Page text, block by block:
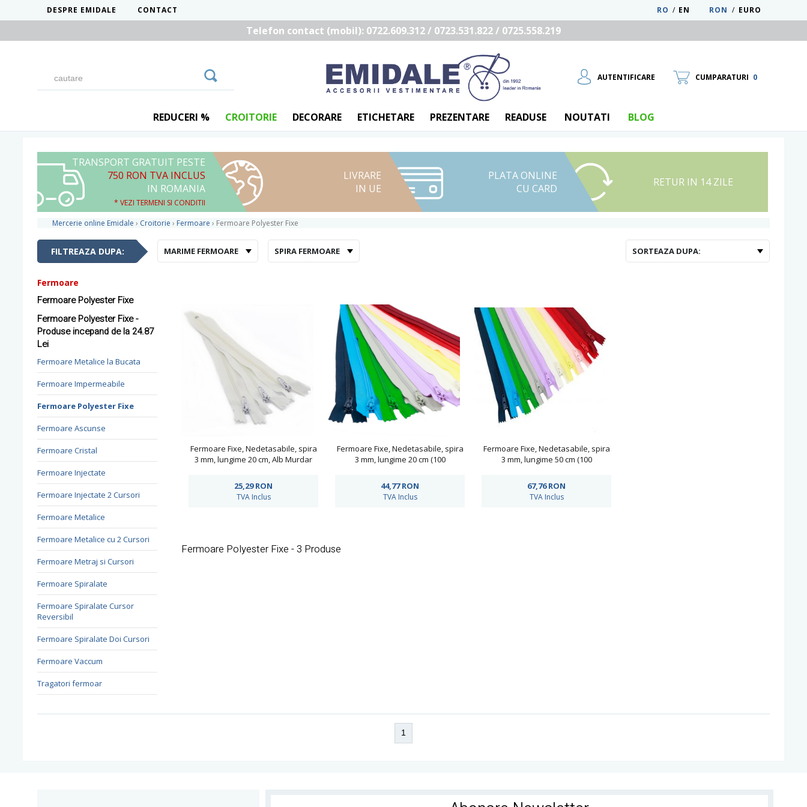
DESPRE EMIDALE CONTACT RON / EURO
EN
/
RO
Telefon contact (mobil): 0722.609.312 / 0723.531.822 / 0725.558.219
AUTENTIFICARE
UTILIZATOR NOU
RECUPEREAZA PAROLA
CUMPARATURI 0
REDUCERI % CROITORIE DECORARE ETICHETARE PREZENTARE READUSE NOUTATI BLOG
TRANSPORT GRATUIT PESTE
750 RON TVA INCLUS
IN ROMANIA
* VEZI TERMENI SI CONDITII
LIVRARE
IN UE
PLATA ONLINE
CU CARD
RETUR IN 14 ZILE
Mercerie online Emidale › Croitorie › Fermoare › Fermoare Polyester Fixe
FILTREAZA DUPA: MARIME FERMOARE SPIRA FERMOARE SORTEAZA DUPA:
Fermoare
Fermoare Polyester Fixe
Fermoare Polyester Fixe -
Produse incepand de la 24.87
Lei
Fermoare Metalice la Bucata
Fermoare Impermeabile
Fermoare Polyester Fixe
Fermoare Ascunse
Fermoare Cristal
Fermoare Injectate
Fermoare Injectate 2 Cursori
Fermoare Metalice
Fermoare Metalice cu 2 Cursori
Fermoare Metraj si Cursori
Fermoare Spiralate
Fermoare Spiralate Cursor
Reversibil
Fermoare Spiralate Doi Cursori
Fermoare Vaccum
Tragatori fermoar
Fermoare Fixe, Nedetasabile, spira
3 mm, lungime 20 cm, Alb Murdar
25,29RON
TVA Inclus
Fermoare Fixe, Nedetasabile, spira
3 mm, lungime 20 cm (100
44,77RON
TVA Inclus
Fermoare Fixe, Nedetasabile, spira
3 mm, lungime 50 cm (100
67,76RON
TVA Inclus
Fermoare Polyester Fixe - 3 Produse
1